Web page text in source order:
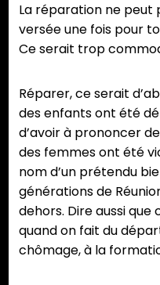
La réparation ne peut
versée une fois pour
Ce serait trop
Réparer, ce serait
des enfants ont été
d’avoir à prononcer
des femmes ont été
nom d’un prétendu
générations de
dehors. Dire aussi
quand on fait du
chômage, à la